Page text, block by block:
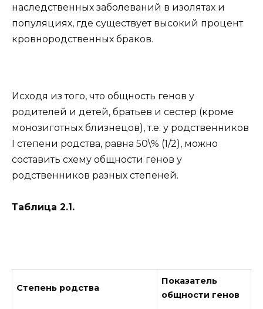
наследственных заболеваний в изолятах и
популяциях, где существует высокий процент
кровнородственных браков.
Исходя из того, что общность генов у
родителей и детей, братьев и сестер (кроме
монозиготных близнецов), т.е. у родственников
I степени родства, равна 50\% (1/2), можно
составить схему общности генов у
родственников разных степеней.
Таблица 2.1.
Степень родства
Показатель
общности генов